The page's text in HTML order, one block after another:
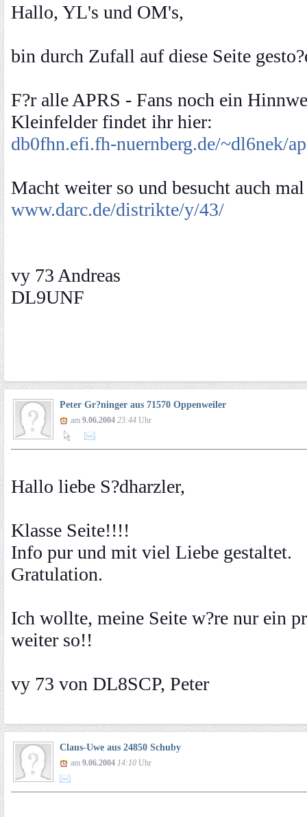
Hallo, YL's und OM's,
bin durch Zufall auf diese Seite
F?r alle APRS - Fans noch ein
Kleinfelder findet ihr hier:
db0fhn.efi.fh-nuernberg.de/~dl6nek/
Macht weiter so und besucht auch
www.darc.de/distrikte/y/43/
vy 73 Andreas
DL9UNF
Peter Gr?ninger aus 71570 Oppenweiler
am 9.06.2004 23:44 Uhr
Hallo liebe S?dharzler,
Klasse Seite!!!!
Info pur und mit viel Liebe gestaltet.
Gratulation.
Ich wollte, meine Seite w?re nur ein
weiter so!!
vy 73 von DL8SCP, Peter
Claus-Uwe aus 24850 Schuby
am 9.06.2004 14:10 Uhr